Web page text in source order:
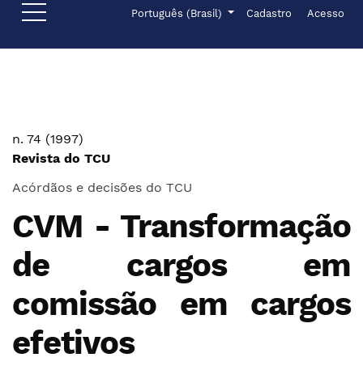
Ir para o menu de navegação principal
Ir para o conteúdo principal
Ir para o rodapé Idioma
Português (Brasil)
Menu de Cadastro Acesso
n. 74 (1997)
Revista do TCU
Acórdãos e decisões do TCU
CVM - Transformação
de cargos em
comissão em cargos
efetivos